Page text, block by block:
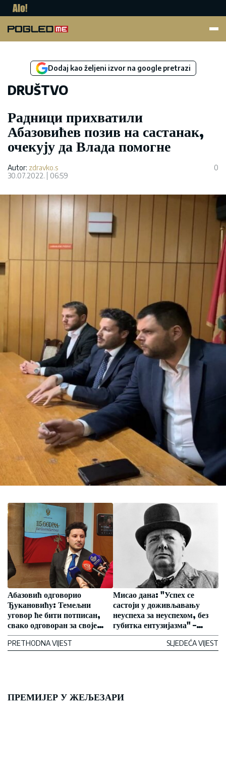
Dodaj kao željeni izvor na google pretrazi
DRUŠTVO
Радници прихватили
Абазовићев позив на састанак,
очекују да Влада помогне
Autor: zdravko.s
30.07.2022.
06:59
0
Абазовић одговорио
Ђукановићу: Темељни
уговор ће бити потписан,
свако одговоран за своје
потезе
PRETHODNA VIJEST
Мисао дана: "Успех се
састоји у доживљавању
неуспеха за неуспехом, без
губитка ентузијазма" –
Винстон Черчил
SLJEDEĆA VIJEST
ПРЕМИЈЕР У ЖЕЉЕЗАРИ